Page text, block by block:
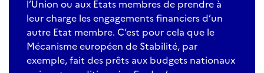
l’Union ou aux Etats membres de prendre à
leur charge les engagements financiers d’un
autre Etat membre. C’est pour cela que le
Mécanisme européen de Stabilité, par
exemple, fait des prêts aux budgets nationaux